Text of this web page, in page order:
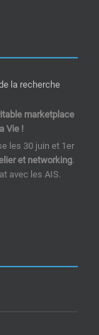
marketplace
Vie !
les 30 juin et 1er
et networking.
avec les AIS.